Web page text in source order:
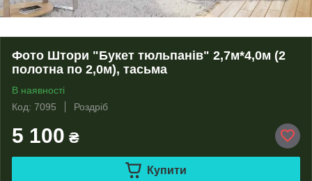
Фото Штори "Букет тюльпанів" 2,7м*4,0м (2
полотна по 2,0м), тасьма
В наявності
Код: 7095
Роздріб
5 100 ₴
Купити